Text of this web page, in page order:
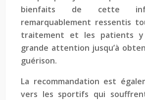
bienfaits de cette
remarquablement ressentis
traitement et les patients
grande attention jusqu’à
guérison.
La recommandation est
vers les sportifs qui